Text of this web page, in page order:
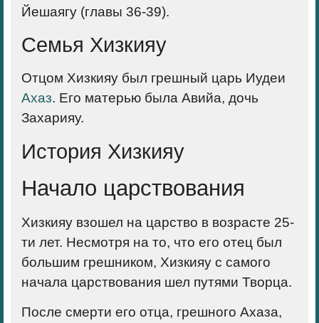
Йешаягу (главы 36-39).
Семья Хизкияу
Отцом Хизкияу был грешный царь Иудеи
Ахаз. Его матерью была Авийа, дочь
Захарияу.
История Хизкияу
Начало царствования
Хизкияу взошел на царство в возрасте 25-
ти лет. Несмотря на то, что его отец был
большим грешником, Хизкияу с самого
начала царствования шел путями Творца.
После смерти его отца, грешного Ахаза,